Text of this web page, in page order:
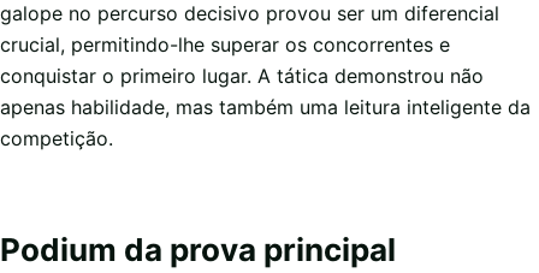
galope no percurso decisivo provou ser um diferencial
crucial, permitindo-lhe superar os concorrentes e
conquistar o primeiro lugar. A tática demonstrou não
apenas habilidade, mas também uma leitura inteligente da
competição.
Podium da prova principal